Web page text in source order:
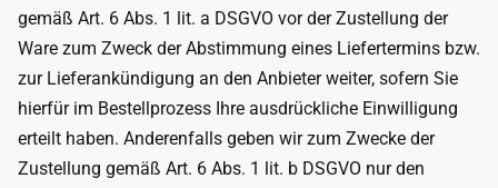
gemäß Art. 6 Abs. 1 lit. a DSGVO vor der Zustellung der
Ware zum Zweck der Abstimmung eines Liefertermins bzw.
zur Lieferankündigung an den Anbieter weiter, sofern Sie
hierfür im Bestellprozess Ihre ausdrückliche Einwilligung
erteilt haben. Anderenfalls geben wir zum Zwecke der
Zustellung gemäß Art. 6 Abs. 1 lit. b DSGVO nur den